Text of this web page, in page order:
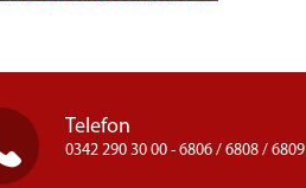
Telefon
0342 290 30 00 - 6806 / 6808 / 6809